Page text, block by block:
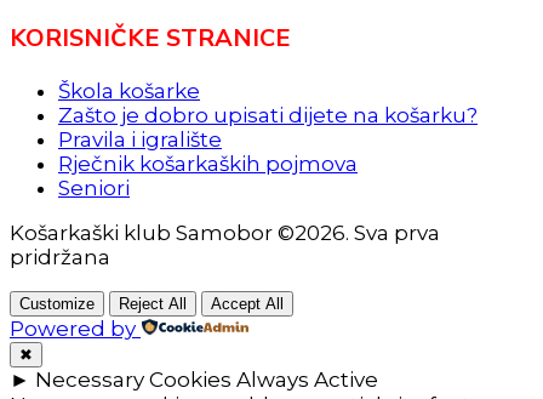
KORISNIČKE STRANICE
Škola košarke
Zašto je dobro upisati dijete na košarku?
Pravila i igralište
Rječnik košarkaških pojmova
Seniori
Košarkaški klub Samobor ©2026. Sva prva
pridržana
Customize Reject All Accept All
Powered by
✖
► Necessary Cookies Always Active